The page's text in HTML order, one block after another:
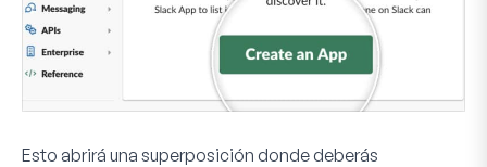
Esto abrirá una superposición donde deberás